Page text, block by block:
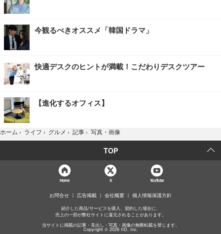
今観るべきオススメ「韓国ドラマ」
快適デスクのヒントが満載！こだわりデスクツアー
【進化するオフィス】
ホーム › ライフ › グルメ › 記事 › 写真・画像
TOP
Home X YouTube
お問合せ 広告掲載 会社概要 個人情報保護方針
紹介した商品/サービスを購入、契約した場合に、
売上の一部が弊社サイトに還元されることがあります。
当サイトに掲載の記事・見出し・写真・画像の無断転載を禁じます。
Copyright © 2026 IID, Inc.